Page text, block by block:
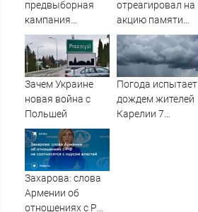
предвыборная
кампания
"Яблока"
оплачивается из
иностранных
источников -
Новости на
Вести.ru
отреагировал на
акцию памяти
жертв Хиросимы
и Нагасаки
Зачем Украине
новая война с
Польшей
Погода испытает
дождем жителей
Карелии 7
Захарова: слова
Армении об
отношениях с РФ